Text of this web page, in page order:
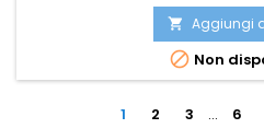
 Aggiungi
 Non
1 2 3 … 6